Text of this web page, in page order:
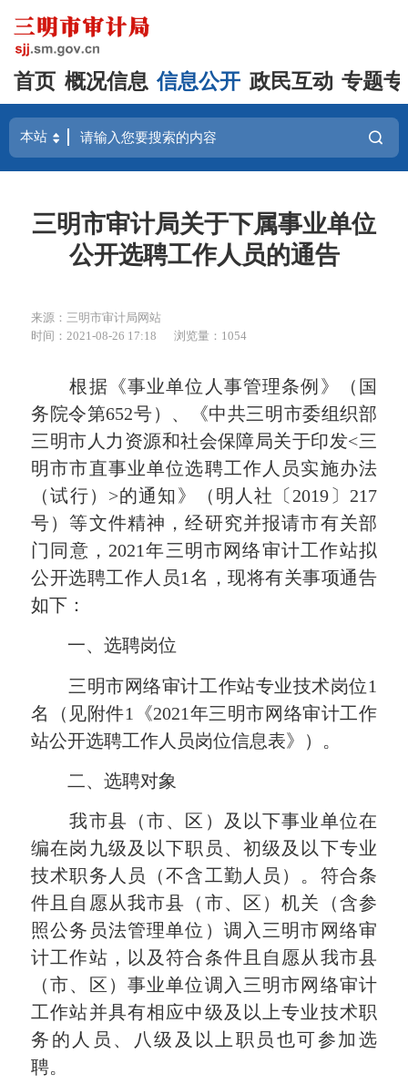
首页 概况信息 信息公开 政民互动 专题
三明市审计局关于下属事业单位
公开选聘工作人员的通告
来源：三明市审计局网站
时间：2021-08-26 17:18
浏览量：1054
根据《事业单位人事管理条例》（国
务院令第652号）、《中共三明市委组织部
三明市人力资源和社会保障局关于印发<三
明市市直事业单位选聘工作人员实施办法
（试行）>的通知》（明人社〔2019〕217
号）等文件精神，经研究并报请市有关部
门同意，2021年三明市网络审计工作站拟
公开选聘工作人员1名，现将有关事项通告
如下：
一、选聘岗位
三明市网络审计工作站专业技术岗位1
名（见附件1《2021年三明市网络审计工作
站公开选聘工作人员岗位信息表》）。
二、选聘对象
我市县（市、区）及以下事业单位在
编在岗九级及以下职员、初级及以下专业
技术职务人员（不含工勤人员）。符合条
件且自愿从我市县（市、区）机关（含参
照公务员法管理单位）调入三明市网络审
计工作站，以及符合条件且自愿从我市县
（市、区）事业单位调入三明市网络审计
工作站并具有相应中级及以上专业技术职
务的人员、八级及以上职员也可参加选
聘。